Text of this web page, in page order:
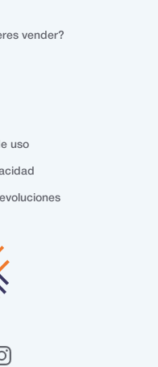
vender?
uso